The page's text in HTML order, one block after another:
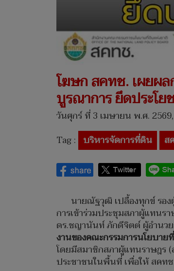
โฆษก สคทช. เผยผ
บูรณาการ ยึดประโ
วันศุกร์ ที่ 3 เมษายน พ.ศ.
Tag : บริหารจัดการที่ดิน ส
นายณัฐวุฒิ เปลื้องทุกข์ รอ
การเข้าร่วมประชุมสภาผู้แทน
ดร.ชญานันท์ ภักดีจิตต์ ผู้อำนวย
งานของคณะกรรมการนโยบา
โดยมีสมาชิกสภาผู้แทนราษฎร
ประชาชนในพื้นที่ เพื่อให้ สคท